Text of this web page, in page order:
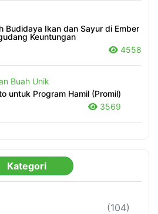
Budidaya Ikan dan Sayur di Ember
Keuntungan
4558
Buah Unik
untuk Program Hamil (Promil)
3569
Kategori
(104)